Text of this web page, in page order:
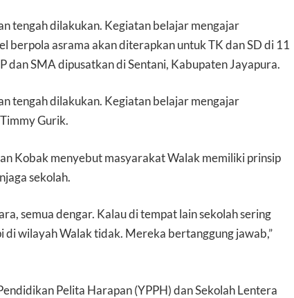
tengah dilakukan. Kegiatan belajar mengajar
berpola asrama akan diterapkan untuk TK dan SD di 11
dan SMA dipusatkan di Sentani, Kabupaten Jayapura.
tengah dilakukan. Kegiatan belajar mengajar
Gurik.
Kobak menyebut masyarakat Walak memiliki prinsip
sekolah.
semua dengar. Kalau di tempat lain sekolah sering
di wilayah Walak tidak. Mereka bertanggung jawab,”
Pelita Harapan (YPPH) dan Sekolah Lentera